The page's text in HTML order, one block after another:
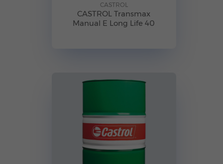
CASTROL
CASTROL Transmax
Manual E Long Life 40